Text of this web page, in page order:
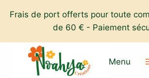
Frais de port offerts pour toute
de 60 € - Paiement
Menu